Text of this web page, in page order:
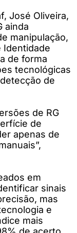
José Oliveira,
ainda
manipulação,
Identidade
de forma
tecnológicas
de
de RG
de
apenas de
em
sinais
mas
e
mais